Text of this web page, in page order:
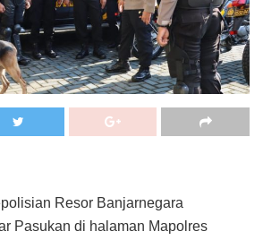
Resor Banjarnegara
Pasukan di halaman Mapolres